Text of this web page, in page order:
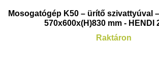
Mosogatógép K50 – ürítő szivattyúval
570x600x(H)830 mm - HENDI
Raktáron